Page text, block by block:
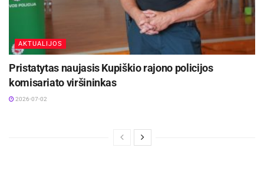
AKTUALIJOS
Pristatytas naujasis Kupiškio rajono policijos
komisariato viršininkas
2026-07-02